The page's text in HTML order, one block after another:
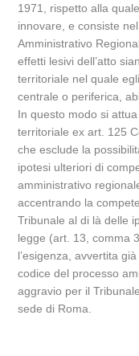
1971, rispetto alla
innovare, e consiste
Amministrativo
effetti lesivi dell’atto
territoriale nel quale
centrale o periferica,
In questo modo si
territoriale ex art. 125
che esclude la
ipotesi ulteriori di
amministrativo
accentrando la
Tribunale al di là delle
legge (art. 13, comma
l’esigenza, avvertita
codice del processo
aggravio per il
sede di Roma.